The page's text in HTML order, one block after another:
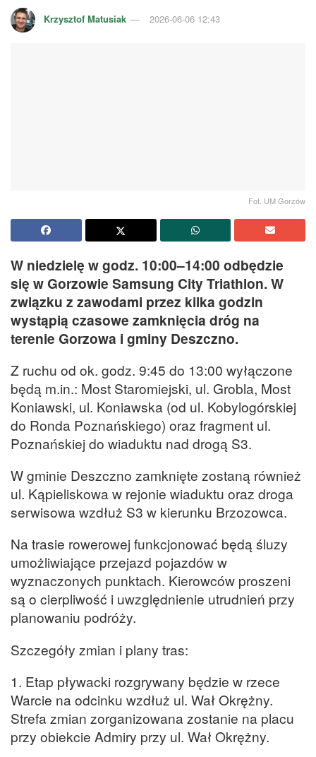
Krzysztof Matusiak 2026-06-06 12:43
Fot. UM Gorzów
W niedzielę w godz. 10:00–14:00 odbędzie
się w Gorzowie Samsung City Triathlon. W
związku z zawodami przez kilka godzin
wystąpią czasowe zamknięcia dróg na
terenie Gorzowa i gminy Deszczno.
Z ruchu od ok. godz. 9:45 do 13:00 wyłączone
będą m.in.: Most Staromiejski, ul. Grobla, Most
Koniawski, ul. Koniawska (od ul. Kobylogórskiej
do Ronda Poznańskiego) oraz fragment ul.
Poznańskiej do wiaduktu nad drogą S3.
W gminie Deszczno zamknięte zostaną również
ul. Kąpieliskowa w rejonie wiaduktu oraz droga
serwisowa wzdłuż S3 w kierunku Brzozowca.
Na trasie rowerowej funkcjonować będą śluzy
umożliwiające przejazd pojazdów w
wyznaczonych punktach. Kierowców proszeni
są o cierpliwość i uwzględnienie utrudnień przy
planowaniu podróży.
Szczegóły zmian i plany tras:
1. Etap pływacki rozgrywany będzie w rzece
Warcie na odcinku wzdłuż ul. Wał Okrężny.
Strefa zmian zorganizowana zostanie na placu
przy obiekcie Admiry przy ul. Wał Okrężny.